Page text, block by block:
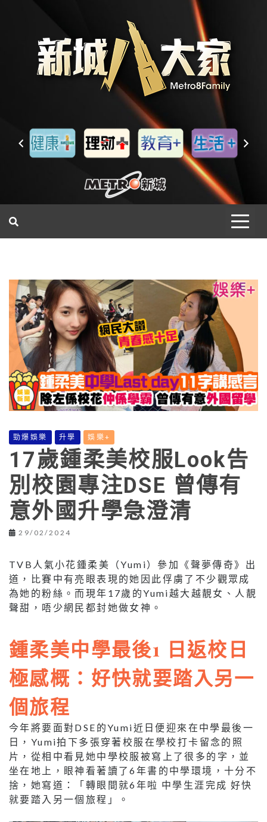
勁爆娛樂 升學 娛樂+
17歲鍾柔美校服Look告
別校園專注DSE 曾傳有
意外國升學急澄清
29/02/2024
TVB人氣小花鍾柔美（Yumi）參加《聲夢傳奇》出
道，比賽中有亮眼表現的她因此俘虜了不少觀眾成
為她的粉絲。而現年17歲的Yumi越大越靚女、人靚
聲甜，唔少網民都封她做女神。
鍾柔美中學最後1 日返校日
極感概：好快就要踏入另一
個旅程
今年將要面對DSE的Yumi近日便迎來在中學最後一
日，Yumi拍下多張穿著校服在學校打卡留念的照
片，從相中看見她中學校服被寫上了很多的字，並
坐在地上，眼神看著讀了6年書的中學環境，十分不
捨，她寫道：「轉眼間就6年啦 中學生涯完成 好快
就要踏入另一個旅程」。